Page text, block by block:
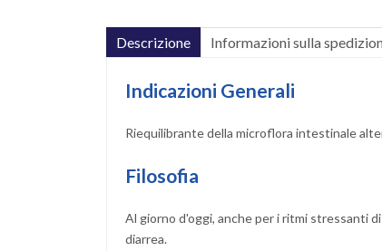
Descrizione Informazioni sulla
Indicazioni Generali
Riequilibrante della microflora intestinale
Filosofia
Al giorno d'oggi, anche per i ritmi stressanti
diarrea.